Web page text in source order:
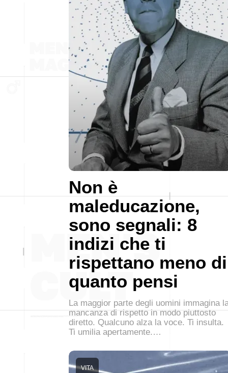
Non è
maleducazione,
sono segnali: 8
indizi che ti
rispettano meno di
quanto pensi
La maggior parte degli uomini immagina
mancanza di rispetto in modo piuttosto
diretto. Qualcuno alza la voce. Ti insulta.
Ti umilia apertamente.…
VITA